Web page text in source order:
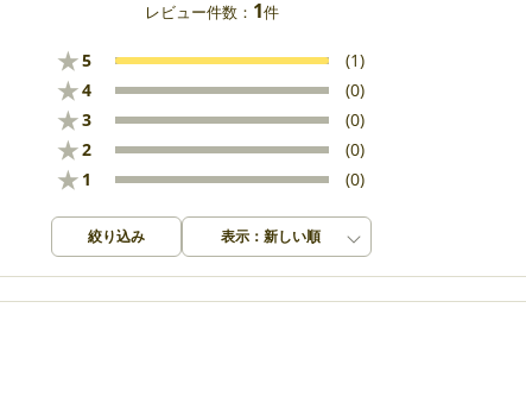
レビュー件数： 1件
★5 (1)
★4 (0)
★3 (0)
★2 (0)
★ 1 (0)
絞り込み 表示：新しい順